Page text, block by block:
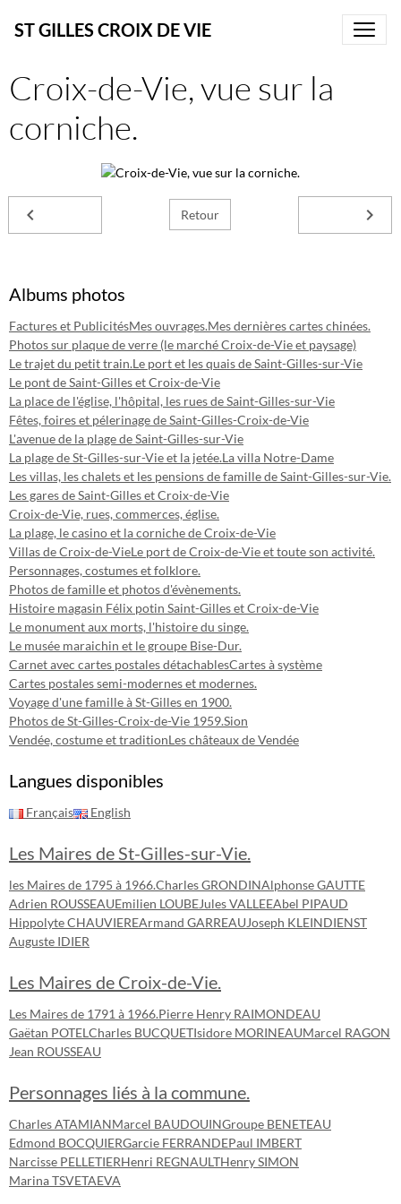
ST GILLES CROIX DE VIE
Croix-de-Vie, vue sur la
corniche.
Retour
Albums photos
Factures et PublicitésMes ouvrages.Mes dernières cartes chinées.
Photos sur plaque de verre (le marché Croix-de-Vie et paysage)
Le trajet du petit train.Le port et les quais de Saint-Gilles-sur-Vie
Le pont de Saint-Gilles et Croix-de-Vie
La place de l'église, l'hôpital, les rues de Saint-Gilles-sur-Vie
Fêtes, foires et pélerinage de Saint-Gilles-Croix-de-Vie
L'avenue de la plage de Saint-Gilles-sur-Vie
La plage de St-Gilles-sur-Vie et la jetée.La villa Notre-Dame
Les villas, les chalets et les pensions de famille de Saint-Gilles-sur-Vie.
Les gares de Saint-Gilles et Croix-de-Vie
Croix-de-Vie, rues, commerces, église.
La plage, le casino et la corniche de Croix-de-Vie
Villas de Croix-de-VieLe port de Croix-de-Vie et toute son activité.
Personnages, costumes et folklore.
Photos de famille et photos d'évènements.
Histoire magasin Félix potin Saint-Gilles et Croix-de-Vie
Le monument aux morts, l'histoire du singe.
Le musée maraichin et le groupe Bise-Dur.
Carnet avec cartes postales détachablesCartes à système
Cartes postales semi-modernes et modernes.
Voyage d'une famille à St-Gilles en 1900.
Photos de St-Gilles-Croix-de-Vie 1959.Sion
Vendée, costume et traditionLes châteaux de Vendée
Langues disponibles
Français English
Les Maires de St-Gilles-sur-Vie.
les Maires de 1795 à 1966.Charles GRONDINAlphonse GAUTTE
Adrien ROUSSEAUEmilien LOUBEJules VALLEEAbel PIPAUD
Hippolyte CHAUVIEREArmand GARREAUJoseph KLEINDIENST
Auguste IDIER
Les Maires de Croix-de-Vie.
Les Maires de 1791 à 1966.Pierre Henry RAIMONDEAU
Gaëtan POTEL Charles BUCQUETIsidore MORINEAUMarcel RAGON
Jean ROUSSEAU
Personnages liés à la commune.
Charles ATAMIANMarcel BAUDOUINGroupe BENETEAU
Edmond BOCQUIERGarcie FERRANDEPaul IMBERT
Narcisse PELLETIERHenri REGNAULTHenry SIMON
Marina TSVETAEVA